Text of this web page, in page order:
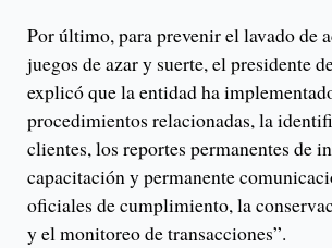
Por último, para prevenir el lavado de
juegos de azar y suerte, el presidente
explicó que la entidad ha
procedimientos relacionadas, la
clientes, los reportes permanentes de
capacitación y permanente
oficiales de cumplimiento, la
y el monitoreo de transacciones”.